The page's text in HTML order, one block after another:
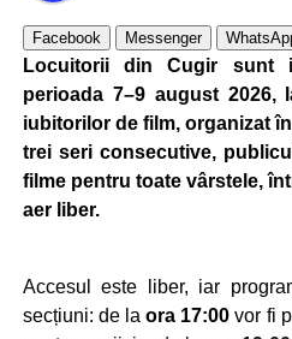
La finalul activității, polițiștii i-
solicite ajutor ori de câte ori
victimele unei înșelăciuni sau
subliniind că prevenția
de protecție.
Facebook Messenger
Locuitorii din Cugir sunt
perioada 7–9 august 2026,
iubitorilor de film, organizat
trei seri consecutive,
filme pentru toate vârstele,
aer liber.
Accesul este liber, iar
secțiuni: de laora 17:00 vor fi